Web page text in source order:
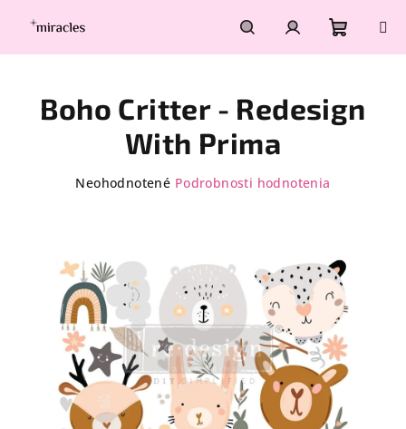
HľadaťPrihlásenie
košík
Boho Critter - Redesign
With Prima
Priemerné
z
5
hviezdičiek.
Neohodnotené Podrobnosti hodnotenia